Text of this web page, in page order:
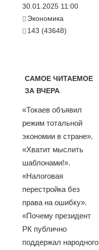
30.01.2025 11:00
Экономика
143 (43648)
САМОЕ ЧИТАЕМОЕ
ЗА ВЧЕРА
«Токаев объявил
режим тотальной
экономии в стране».
«Хватит мыслить
шаблонами!».
«Налоговая
перестройка без
права на ошибку».
«Почему президент
РК публично
поддержал народного